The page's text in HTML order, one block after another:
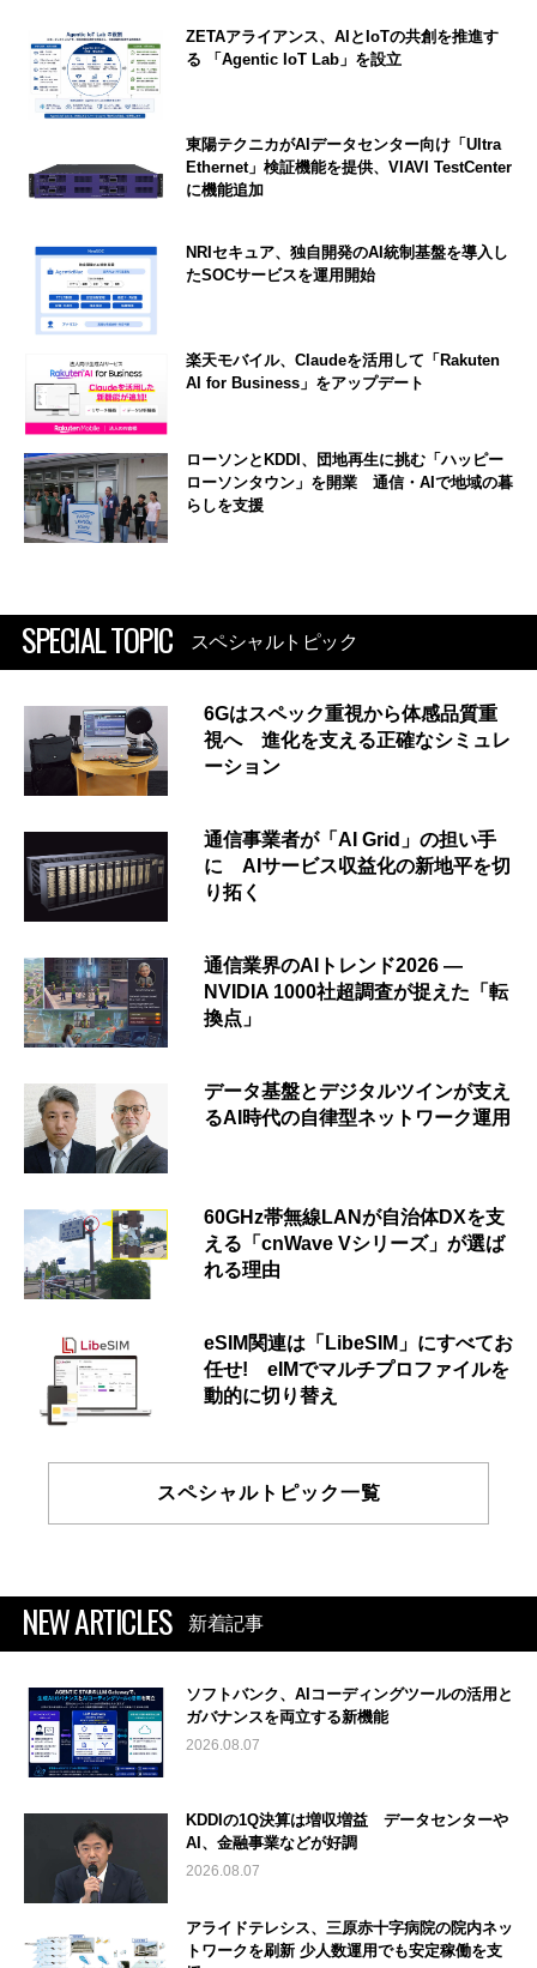
ZETAアライアンス、AIとIoTの共創を推進す
る 「Agentic IoT Lab」を設立
東陽テクニカがAIデータセンター向け「Ultra
Ethernet」検証機能を提供、VIAVI TestCenter
に機能追加
NRIセキュア、独自開発のAI統制基盤を導入し
たSOCサービスを運用開始
楽天モバイル、Claudeを活用して「Rakuten
AI for Business」をアップデート
ローソンとKDDI、団地再生に挑む「ハッピー
ローソンタウン」を開業 通信・AIで地域の暮
らしを支援
SPECIAL TOPIC スペシャルトピック
6Gはスペック重視から体感品質重
視へ 進化を支える正確なシミュレ
ーション
通信事業者が「AI Grid」の担い手
に AIサービス収益化の新地平を切
り拓く
通信業界のAIトレンド2026 ―
NVIDIA 1000社超調査が捉えた「転
換点」
データ基盤とデジタルツインが支え
るAI時代の自律型ネットワーク運用
60GHz帯無線LANが自治体DXを支
える「cnWave Vシリーズ」が選ば
れる理由
eSIM関連は「LibeSIM」にすべてお
任せ! eIMでマルチプロファイルを
動的に切り替え
スペシャルトピック一覧
NEW ARTICLES 新着記事
ソフトバンク、AIコーディングツールの活用と
ガバナンスを両立する新機能
2026.08.07
KDDIの1Q決算は増収増益 データセンターや
AI、金融事業などが好調
2026.08.07
アライドテレシス、三原赤十字病院の院内ネッ
トワークを刷新 少人数運用でも安定稼働を支